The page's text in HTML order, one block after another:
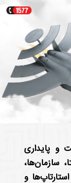
و پایداری
سازمان‌ها،
و